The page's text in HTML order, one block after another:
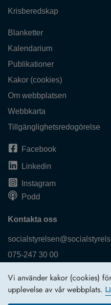
Vi använder kakor (cookies)
upplevelse av vår webbplats.
Krisberedskap
Blanketter
Kalendarium
Publikationer
Kakor (cookies)
Om webbplatsen
Webbkarta
Tillgänglighetsredogörelse
Facebook
Linkedin
Instagram
Podd
Kontakta oss
075-247 30 00
Logga in
Behandling av